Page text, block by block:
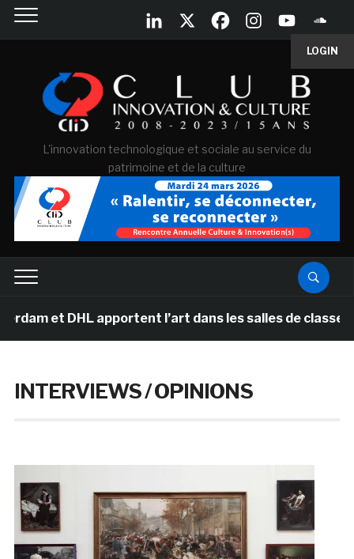
LOGIN
L'innovation technologique et sociale au service du
patrimoine et de la culture
apportent l’art dans les salles de classe des écoles
INTERVIEWS / OPINIONS